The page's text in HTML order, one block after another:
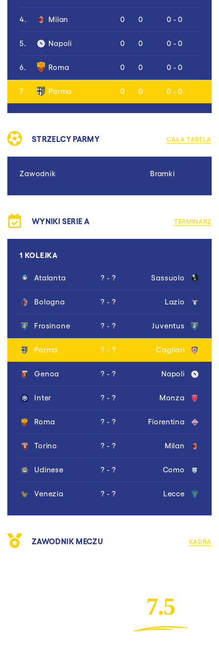
4. Milan 0 0 0 - 0
5. Napoli 0 0 0 - 0
6. Roma 0 0 0 - 0
7. Parma 0 0 0 - 0
STRZELCY PARMY CAŁA TABELA
Zawodnik Bramki
WYNIKI SERIE A TERMINARZ
1 KOLEJKA
Atalanta ? - ? Sassuolo
Bologna ? - ? Lazio
Frosinone ? - ? Juventus
Parma ? - ? Cagliari
Genoa ? - ? Napoli
Inter ? - ? Monza
Roma ? - ? Fiorentina
Torino ? - ? Milan
Udinese ? - ? Como
Venezia ? - ? Lecce
ZAWODNIK MECZU KADRA
7.5